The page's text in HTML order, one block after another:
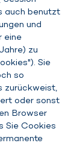
auch benutzt
und
eine
zu
Sie
so
zurückweist,
oder sonst
Browser
Sie Cookies